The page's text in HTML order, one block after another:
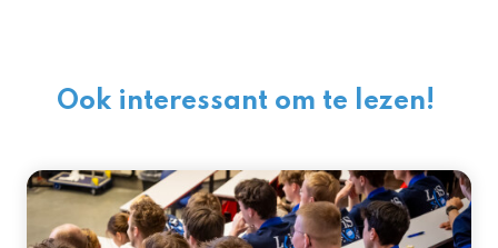
Ook interessant om te lezen!